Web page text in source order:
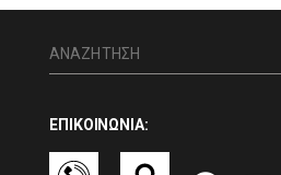
ΕΠΙΚΟΙΝΩΝΙΑ: